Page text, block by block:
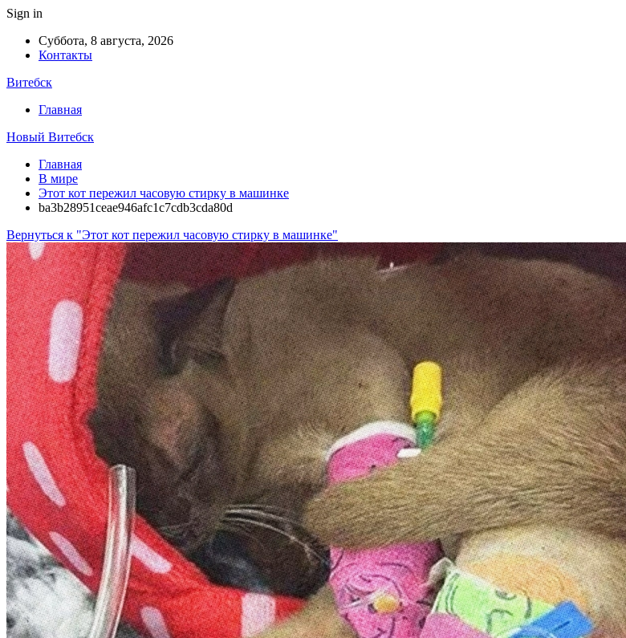
Sign in
Суббота, 8 августа, 2026
Контакты
Витебск
Главная
Новый Витебск
Главная
В мире
Этот кот пережил часовую стирку в машинке
ba3b28951ceae946afc1c7cdb3cda80d
Вернуться к "Этот кот пережил часовую стирку в машинке"